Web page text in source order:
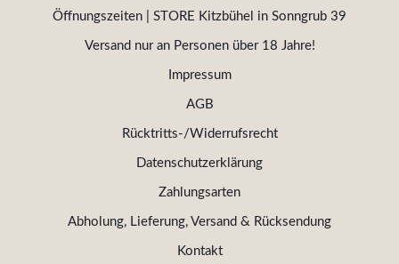
Öffnungszeiten | STORE Kitzbühel in Sonngrub 39
Versand nur an Personen über 18 Jahre!
Impressum
AGB
Rücktritts-/Widerrufsrecht
Datenschutzerklärung
Zahlungsarten
Abholung, Lieferung, Versand & Rücksendung
Kontakt